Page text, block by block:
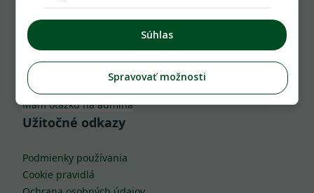
Komu môžeš napísať
info@zahrada.sk
Nahlás chybu
Mám otázku na admina
Užitočné odkazy
Podmienky používania
Cookie pravidlá
Súhlas
Spravovať možnosti